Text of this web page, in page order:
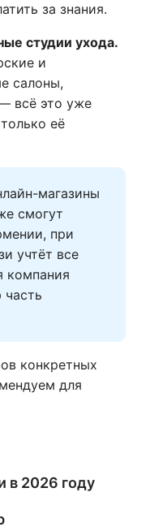
за знания.
студии ухода.
и
салоны,
всё это уже
её
магазины
смогут
при
учтёт все
компания
часть
конкретных
для
в 2026 году